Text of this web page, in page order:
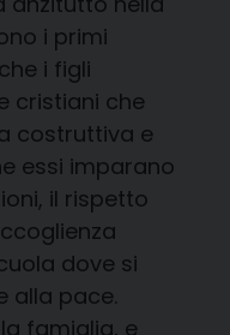
i primi
i figli
cristiani che
costruttiva e
essi imparano
il rispetto
dove si
alla pace.
famiglia, e